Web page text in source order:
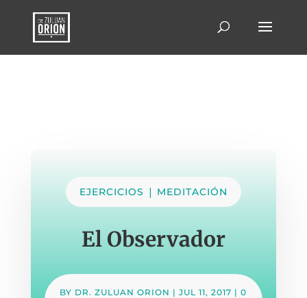
EJERCICIOS | MEDITACIÓN
El Observador
BY DR. ZULUAN ORION |JUL 11, 2017 |0